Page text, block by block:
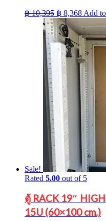
฿10,395 Original
price
was:
฿ 10,395.
฿ 8,368Current
is:
฿
Add
Sale!
Rated 5.00 out of 5
ตู้ RACK 19″
15U (60×100 cm.)